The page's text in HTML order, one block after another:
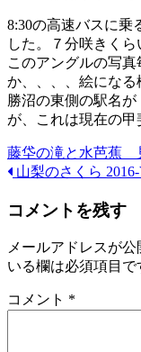
8:30の高速バスに乗
した。７分咲きくら
このアングルの写
か、、、、絵になる
勝沼の東側の駅名
が、これは現在の甲
藤垈の滝と水芭蕉
山梨のさくら
コメントを残す
メールアドレスが公
いる欄は必須項目で
コメント *